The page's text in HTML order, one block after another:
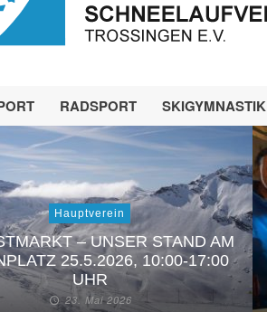
RADSPORT SKIGYMNASTIK
Hauptverein
– UNSER STAND AM
25.5.2026, 10:00-17:00
UHR
23. Mai 2026